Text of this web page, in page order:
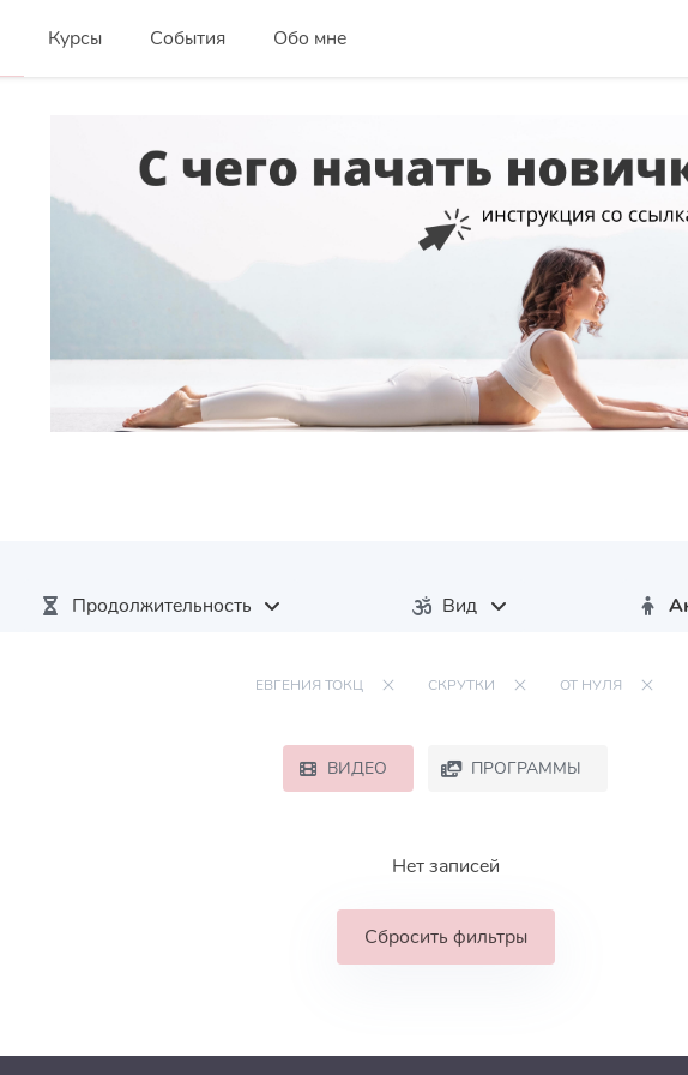
Курсы События Обо мне
Продолжительность Вид
ЕВГЕНИЯ ТОКЦ СКРУТКИ ОТ НУЛЯ
ВИДЕО ПРОГРАММЫ
Нет записей
Сбросить фильтры